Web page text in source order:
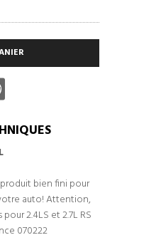
bien fini pour
auto! Attention,
2.4LS et 2.7L RS
070222